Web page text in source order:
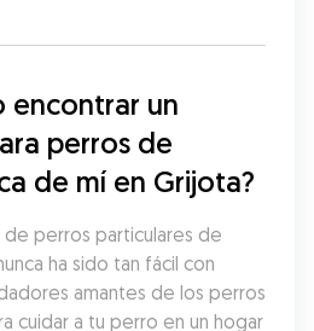
encontrar un
perros de
de mí en Grijota?
de perros particulares de
ha sido tan fácil con
amantes de los perros
cuidar a tu perro en un hogar